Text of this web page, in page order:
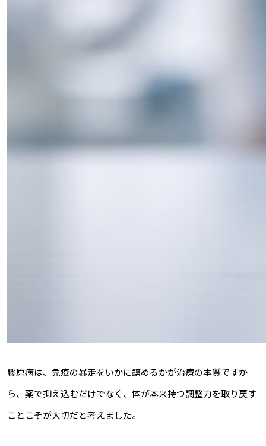
膠原病は、免疫の暴走をいかに鎮めるかが治療の本質ですか
ら、薬で抑え込むだけでなく、体が本来持つ調整力を取り戻す
ことこそが大切だと考えました。